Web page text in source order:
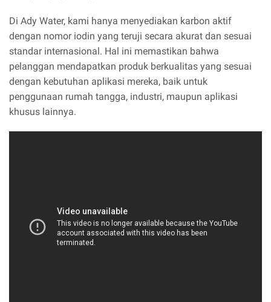
Di Ady Water, kami hanya menyediakan karbon aktif
dengan nomor iodin yang teruji secara akurat dan sesuai
standar internasional. Hal ini memastikan bahwa
pelanggan mendapatkan produk berkualitas yang sesuai
dengan kebutuhan aplikasi mereka, baik untuk
penggunaan rumah tangga, industri, maupun aplikasi
khusus lainnya.